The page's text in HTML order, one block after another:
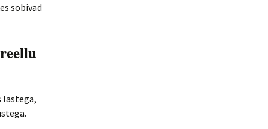
sobivad
lastega,